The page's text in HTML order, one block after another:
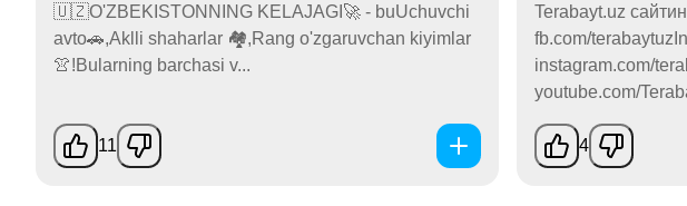
🇺🇿O'ZBEKISTONNING KELAJAGI🚀 - buUchuvchi
avto🚗,Aklli shaharlar 🏘,Rang o'zgaruvchan kiyimlar
👚!Bularning barchasi v...
11
Terabayt.uz
fb.com/
instagram.com/
youtube.com/
4